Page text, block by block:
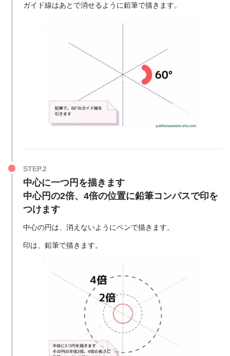
ガイド線はあとで消せるように鉛筆で描きます。
中心に一つ円を描きます
中心円の2倍、4倍の位置に鉛筆コンパスで印を
つけます
中心の円は、消えないようにペンで描きます。
印は、鉛筆で描きます。